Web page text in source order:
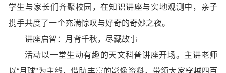
学生与家长们齐聚校园，在知识讲座与实地观测中，亲子
携手共度了一个充满惊叹与好奇的奇妙之夜。
讲座启智：月背千秋，尽藏故事
活动以一堂生动有趣的天文科普讲座开场。主讲老师